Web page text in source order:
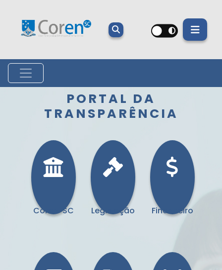
PORTAL DA
TRANSPARÊNCIA
Coren-SC Legislação Financeiro